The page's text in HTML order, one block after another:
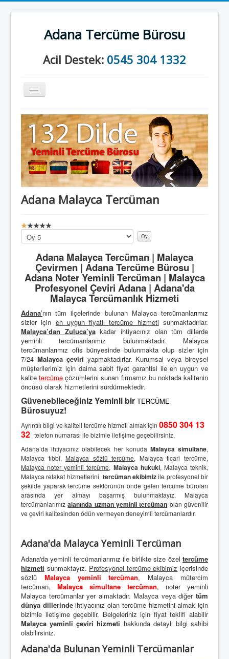
Adana Tercüme Bürosu
Acil Destek: 0545 304 1332
Gezinme
geçişini
Anasayfa
Kurumsal
Neler Yapıyoruz?
İletişim
Adana Malayca Tercüman
K
l
y
u
:
1
/
5
Lütfen
oylayın
Adana Malayca Tercüman | Malayca
Çevirmen | Adana Tercüme Bürosu |
Adana Noter Yeminli Tercüman | Malayca
Profesyonel Çeviri Adana | Adana'da
Malayca Tercümanlık Hizmeti
Adana’nın tüm ilçelerinde bulunan Malayca tercümanlarımız
sizler için en uygun fiyatlıtercüme hizmetisunmaktadırlar.
Malayca’dan Zuluca’yakadar ihtiyacınız olan tüm dillerde
yeminli tercümanlarımız bulunmaktadır. Malayca
tercümanlarımız ofis bünyesinde bulunmakta olup sizler için
7/24 Malayca çeviri yapmaktadırlar. Kurumsal veya bireysel
müşterilerimiz için daima sabit fiyat garantisi ile en uygun ve
kalitetercüme çözümlerini sunan firmamız bu noktada kalitenin
öncüsü olarak hizmetlerini sürdürmektedir.
Güvenebileceğiniz Yeminli bir TERCÜME
Bürosuyuz!
Ayrıntılı bilgi ve kaliteli tercüme hizmeti almak için 0850 304 13
32 telefon numarası ile bizimle iletişime geçebilirsiniz.
Adana’da ihtiyacınız olabilecek her konuda Malayca simultane,
Malayca tıbbi, Malayca sözlü tercüme, Malayca ticari tercüme,
Malayca noter yeminli tercüme, Malayca hukuki, Malayca teknik,
Malayca refakat hizmetlerini tercüman ekibimizile profesyonel bir
şekilde yaparak tercüme sektörünün önde gelen tercüme büroları
arasında yer almayı başarmış bulunmaktayız. Malayca
tercümanlarımızalanında uzman yeminli tercüman olan güvenilir
ve çeviri kalitesinden ödün vermeyen deneyimli tercümanlardır.
Adana'da Malayca Yeminli Tercüman
Adana'da yeminli tercümanlarımız ile birlikte size özel tercüme
hizmeti sunmaktayız. Profesyonel tercüme ekibimiz içerisinde
sözlü Malayca yeminli tercüman, Malayca mütercim
tercüman, Malayca simultane tercüman, noter yeminli
Malayca tercümanlar yer almaktadır. Malayca veya diğer tüm
dünya dillerindeihtiyacınız olan tercüme hizmetini almak için
bizimle iletişime geçebilir. Belgeleriniz için fiyat teklifi alabilir
Malayca yeminli çeviri hizmeti hakkında detaylı bilgi sahibi
olabilirsiniz.
Adana'da Bulunan Yeminli Tercümanlar